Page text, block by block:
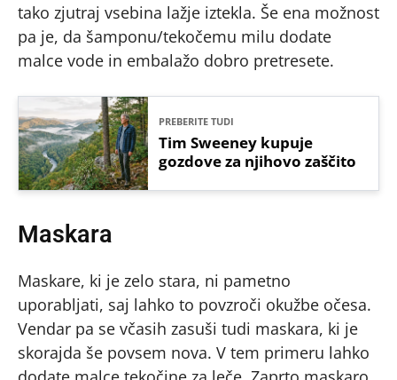
tako zjutraj vsebina lažje iztekla. Še ena možnost
pa je, da šamponu/tekočemu milu dodate
malce vode in embalažo dobro pretresete.
PREBERITE TUDI
Tim Sweeney kupuje
gozdove za njihovo zaščito
Maskara
Maskare, ki je zelo stara, ni pametno
uporabljati, saj lahko to povzroči okužbe očesa.
Vendar pa se včasih zasuši tudi maskara, ki je
skorajda še povsem nova. V tem primeru lahko